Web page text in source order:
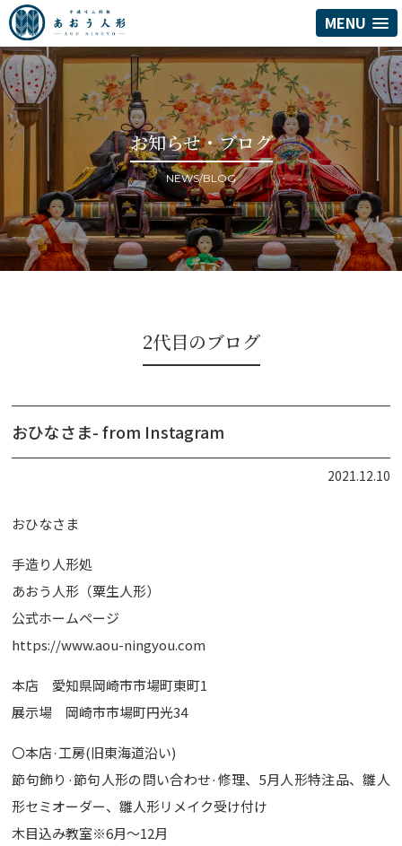
MENU
お知らせ・ブログ
NEWS/BLOG
2代目のブログ
おひなさま- from Instagram
2021.12.10
おひなさま
手造り人形処
あおう人形（粟生人形）
公式ホームページ
https://www.aou-ningyou.com
本店 愛知県岡崎市市場町東町1
展示場 岡崎市市場町円光34
〇本店·工房(旧東海道沿い)
節句飾り·節句人形の問い合わせ·修理、5月人形特注品、雛人
形セミオーダー、雛人形リメイク受け付け
木目込み教室※6月〜12月